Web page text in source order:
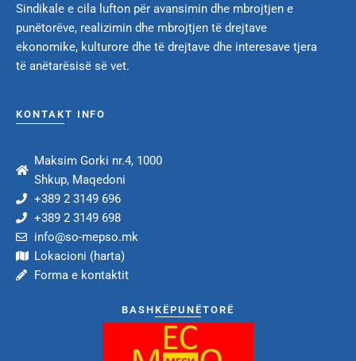
Sindikale e cila lufton për avansimin dhe mbrojtjen e
punëtorëve, realizimin dhe mbrojtjen të drejtave
ekonomike, kulturore dhe të drejtave dhe interesave tjera
të anëtarësisë së vet.
KONTAKT INFO
Maksim Gorki nr.4, 1000
Shkup, Maqedoni
+389 2 3149 696
+389 2 3149 698
info@so-mepso.mk
Lokacioni (harta)
Forma e kontaktit
BASHKËPUNËTORË